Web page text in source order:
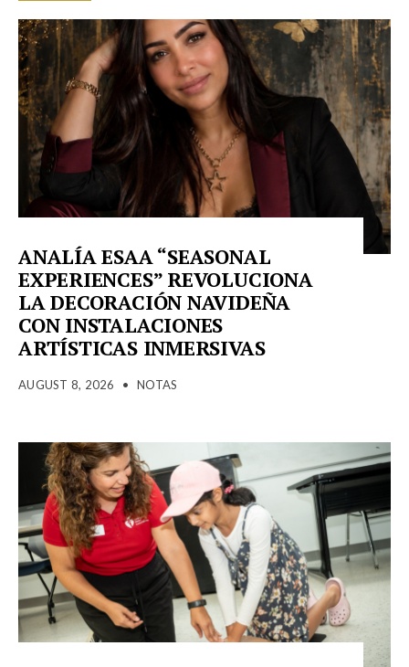
ANALÍA ESAA “SEASONAL
EXPERIENCES” REVOLUCIONA
LA DECORACIÓN NAVIDEÑA
CON INSTALACIONES
ARTÍSTICAS INMERSIVAS
AUGUST 8, 2026 • NOTAS